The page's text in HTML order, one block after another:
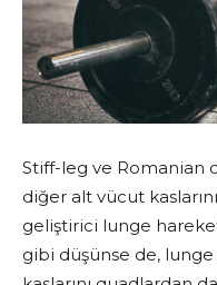
Stiff-leg ve Romanian
diğer alt vücut
geliştirici lunge
gibi düşünse de,